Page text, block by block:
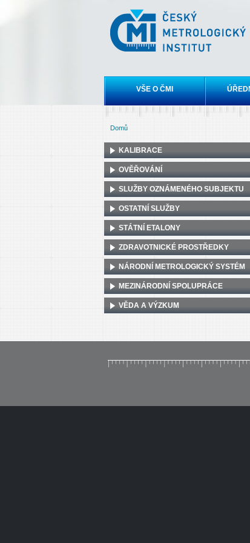
Český
metrologický
institut
Hlavní menu
VŠE O ČMI
Domů
KALIBRACE
OVĚŘOVÁNÍ
SLUŽBY OZNÁMENÉHO SUBJEKTU
OSTATNÍ SLUŽBY
STÁTNÍ ETALONY
ZDRAVOTNICKÉ PROSTŘEDKY
NÁRODNÍ METROLOGICKÝ SYSTÉM
MEZINÁRODNÍ SPOLUPRÁCE
VĚDA A VÝZKUM